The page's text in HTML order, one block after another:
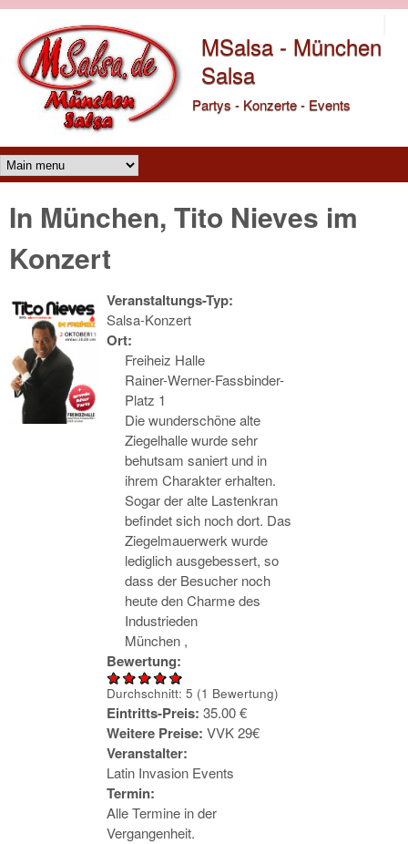
MSalsa - München
Salsa
Partys - Konzerte - Events
Main menu
In München, Tito Nieves im
Konzert
Veranstaltungs-Typ:
Salsa-Konzert
Ort:
Freiheiz Halle
Rainer-Werner-Fassbinder-
Platz 1
Die wunderschöne alte
Ziegelhalle wurde sehr
behutsam saniert und in
ihrem Charakter erhalten.
Sogar der alte Lastenkran
befindet sich noch dort. Das
Ziegelmauerwerk wurde
lediglich ausgebessert, so
dass der Besucher noch
heute den Charme des
Industrieden
München ,
Bewertung:
Durchschnitt: 5 (1 Bewertung)
Eintritts-Preis: 35.00 €
Weitere Preise: VVK 29€
Veranstalter:
Latin Invasion Events
Termin:
Alle Termine in der
Vergangenheit.